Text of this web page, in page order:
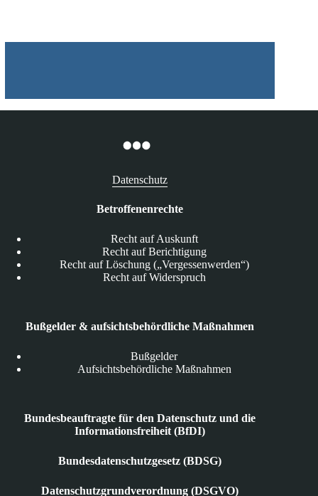
Datenschutz
Betroffenenrechte
Recht auf Auskunft
Recht auf Berichtigung
Recht auf Löschung („Vergessenwerden“)
Recht auf Widerspruch
Bußgelder & aufsichtsbehördliche Maßnahmen
Bußgelder
Aufsichtsbehördliche Maßnahmen
Bundesbeauftragte für den Datenschutz und die
Informationsfreiheit (BfDI)
Bundesdatenschutzgesetz (BDSG)
Datenschutzgrundverordnung (DSGVO)